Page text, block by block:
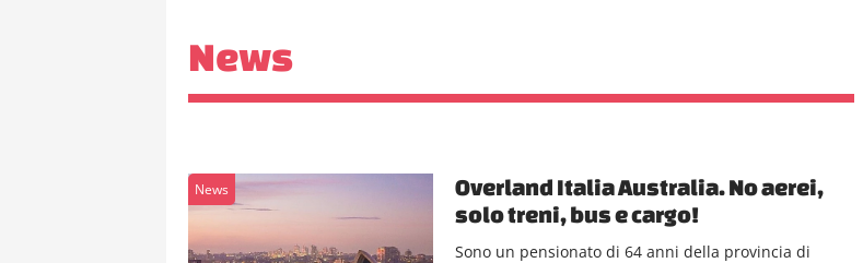
News
News
Overland Italia Australia. No aerei,
solo treni, bus e cargo!
Sono un pensionato di 64 anni della provincia di